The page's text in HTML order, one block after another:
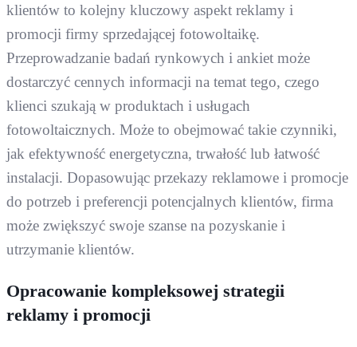
klientów to kolejny kluczowy aspekt reklamy i
promocji firmy sprzedającej fotowoltaikę.
Przeprowadzanie badań rynkowych i ankiet może
dostarczyć cennych informacji na temat tego, czego
klienci szukają w produktach i usługach
fotowoltaicznych. Może to obejmować takie czynniki,
jak efektywność energetyczna, trwałość lub łatwość
instalacji. Dopasowując przekazy reklamowe i promocje
do potrzeb i preferencji potencjalnych klientów, firma
może zwiększyć swoje szanse na pozyskanie i
utrzymanie klientów.
Opracowanie kompleksowej strategii
reklamy i promocji